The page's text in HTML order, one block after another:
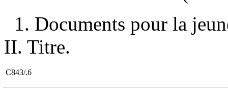
1. Documents pour la
II. Titre.
C843/.6